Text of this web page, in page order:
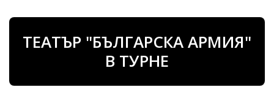
ТЕАТЪР "БЪЛГАРСКА АРМИЯ"
В ТУРНЕ